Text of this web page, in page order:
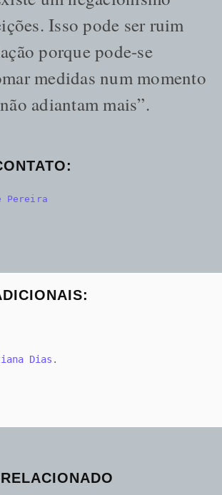
Isso pode ser ruim
porque pode-se
medidas num momento
adiantam mais”.
:
Pereira
Dias .